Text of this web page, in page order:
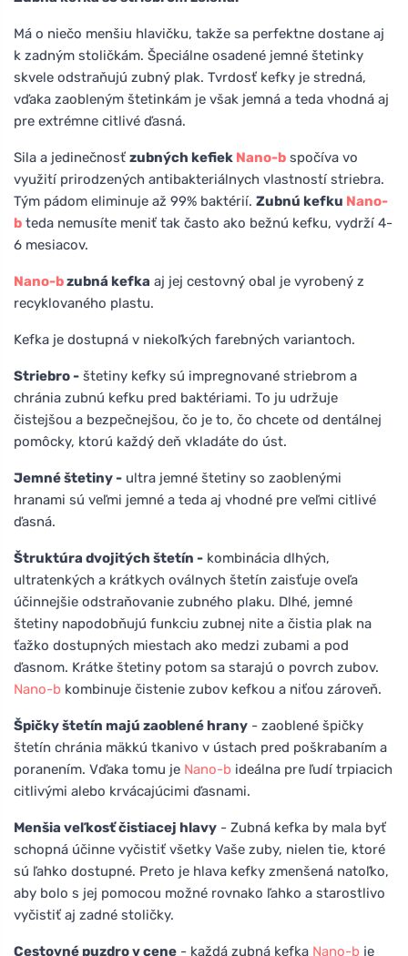
Má o niečo menšiu hlavičku, takže sa perfektne dostane aj
k zadným stoličkám. Špeciálne osadené jemné štetinky
skvele odstraňujú zubný plak. Tvrdosť kefky je stredná,
vďaka zaobleným štetinkám je však jemná a teda vhodná aj
pre extrémne citlivé ďasná.
Sila a jedinečnosť zubných kefiek Nano-b spočíva vo
využití prirodzených antibakteriálnych vlastností striebra.
Tým pádom eliminuje až 99% baktérií. Zubnú kefku Nano-
b teda nemusíte meniť tak často ako bežnú kefku, vydrží 4-
6 mesiacov.
Nano-bzubná kefka aj jej cestovný obal je vyrobený z
recyklovaného plastu.
Kefka je dostupná v niekoľkých farebných variantoch.
Striebro - štetiny kefky sú impregnované striebrom a
chránia zubnú kefku pred baktériami. To ju udržuje
čistejšou a bezpečnejšou, čo je to, čo chcete od dentálnej
pomôcky, ktorú každý deň vkladáte do úst.
Jemné štetiny - ultra jemné štetiny so zaoblenými
hranami sú veľmi jemné a teda aj vhodné pre veľmi citlivé
ďasná.
Štruktúra dvojitých štetín - kombinácia dlhých,
ultratenkých a krátkych oválnych štetín zaisťuje oveľa
účinnejšie odstraňovanie zubného plaku. Dlhé, jemné
štetiny napodobňujú funkciu zubnej nite a čistia plak na
ťažko dostupných miestach ako medzi zubami a pod
ďasnom. Krátke štetiny potom sa starajú o povrch zubov.
Nano-b kombinuje čistenie zubov kefkou a niťou zároveň.
Špičky štetín majú zaoblené hrany - zaoblené špičky
štetín chránia mäkkú tkanivo v ústach pred poškrabaním a
poranením. Vďaka tomu je Nano-b ideálna pre ľudí trpiacich
citlivými alebo krvácajúcimi ďasnami.
Menšia veľkosť čistiacej hlavy - Zubná kefka by mala byť
schopná účinne vyčistiť všetky Vaše zuby, nielen tie, ktoré
sú ľahko dostupné. Preto je hlava kefky zmenšená natoľko,
aby bolo s jej pomocou možné rovnako ľahko a starostlivo
vyčistiť aj zadné stoličky.
Cestovné puzdro v cene - každá zubná kefka Nano-b je